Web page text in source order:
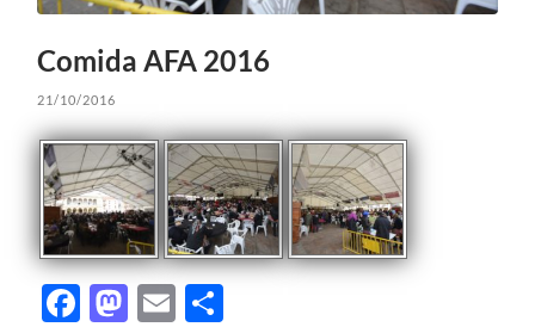
Comida AFA 2016
21/10/2016
Facebook
Mastodon
Email